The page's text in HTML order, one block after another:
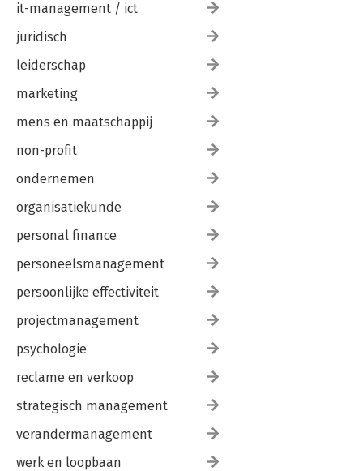
it-management / ict
juridisch
leiderschap
marketing
mens en maatschappij
non-profit
ondernemen
organisatiekunde
personal finance
personeelsmanagement
persoonlijke effectiviteit
projectmanagement
psychologie
reclame en verkoop
strategisch management
verandermanagement
werk en loopbaan